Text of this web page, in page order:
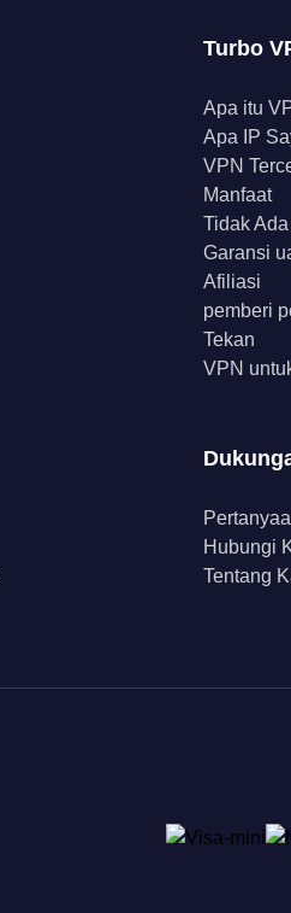
Turbo
Apa itu
Apa IP
VPN
Manfaat
Tidak
Garansi
Afiliasi
pemberi
Tekan
VPN
Hubungi
Tentang